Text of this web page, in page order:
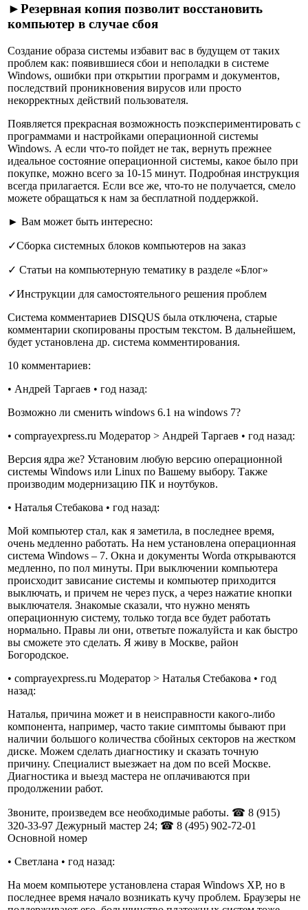
►Резервная копия позволит восстановить
компьютер в случае сбоя
Создание образа системы избавит вас в будущем от таких
проблем как: появившиеся сбои и неполадки в системе
Windows, ошибки при открытии программ и документов,
последствий проникновения вирусов или просто
некорректных действий пользователя.
Появляется прекрасная возможность поэкспериментировать с
программами и настройками операционной системы
Windows. А если что-то пойдет не так, вернуть прежнее
идеальное состояние операционной системы, какое было при
покупке, можно всего за 10-15 минут. Подробная инструкция
всегда прилагается. Если все же, что-то не получается, смело
можете обращаться к нам за бесплатной поддержкой.
► Вам может быть интересно:
✓Сборка системных блоков компьютеров на заказ
✓ Статьи на компьютерную тематику в разделе «Блог»
✓Инструкции для самостоятельного решения проблем
Система комментариев DISQUS была отключена, старые
комментарии скопированы простым текстом. В дальнейшем,
будет установлена др. система комментирования.
10 комментариев:
• Андрей Таргаев • год назад:
Возможно ли сменить windows 6.1 на windows 7?
• comprayexpress.ru Модератор > Андрей Таргаев • год назад:
Версия ядра же? Установим любую версию операционной
системы Windows или Linux по Вашему выбору. Также
производим модернизацию ПК и ноутбуков.
• Наталья Стебакова • год назад:
Мой компьютер стал, как я заметила, в последнее время,
очень медленно работать. На нем установлена операционная
система Windows – 7. Окна и документы Worda открываются
медленно, по пол минуты. При выключении компьютера
происходит зависание системы и компьютер приходится
выключать, и причем не через пуск, а через нажатие кнопки
выключателя. Знакомые сказали, что нужно менять
операционную систему, только тогда все будет работать
нормально. Правы ли они, ответьте пожалуйста и как быстро
вы сможете это сделать. Я живу в Москве, район
Богородское.
• comprayexpress.ru Модератор > Наталья Стебакова • год
назад:
Наталья, причина может и в неисправности какого-либо
компонента, например, часто такие симптомы бывают при
наличии большого количества сбойных секторов на жестком
диске. Можем сделать диагностику и сказать точную
причину. Специалист выезжает на дом по всей Москве.
Диагностика и выезд мастера не оплачиваются при
продолжении работ.
Звоните, произведем все необходимые работы. ☎ 8 (915)
320-33-97 Дежурный мастер 24; ☎ 8 (495) 902-72-01
Основной номер
• Светлана • год назад:
На моем компьютере установлена старая Windows XP, но в
последнее время начало возникать кучу проблем. Браузеры не